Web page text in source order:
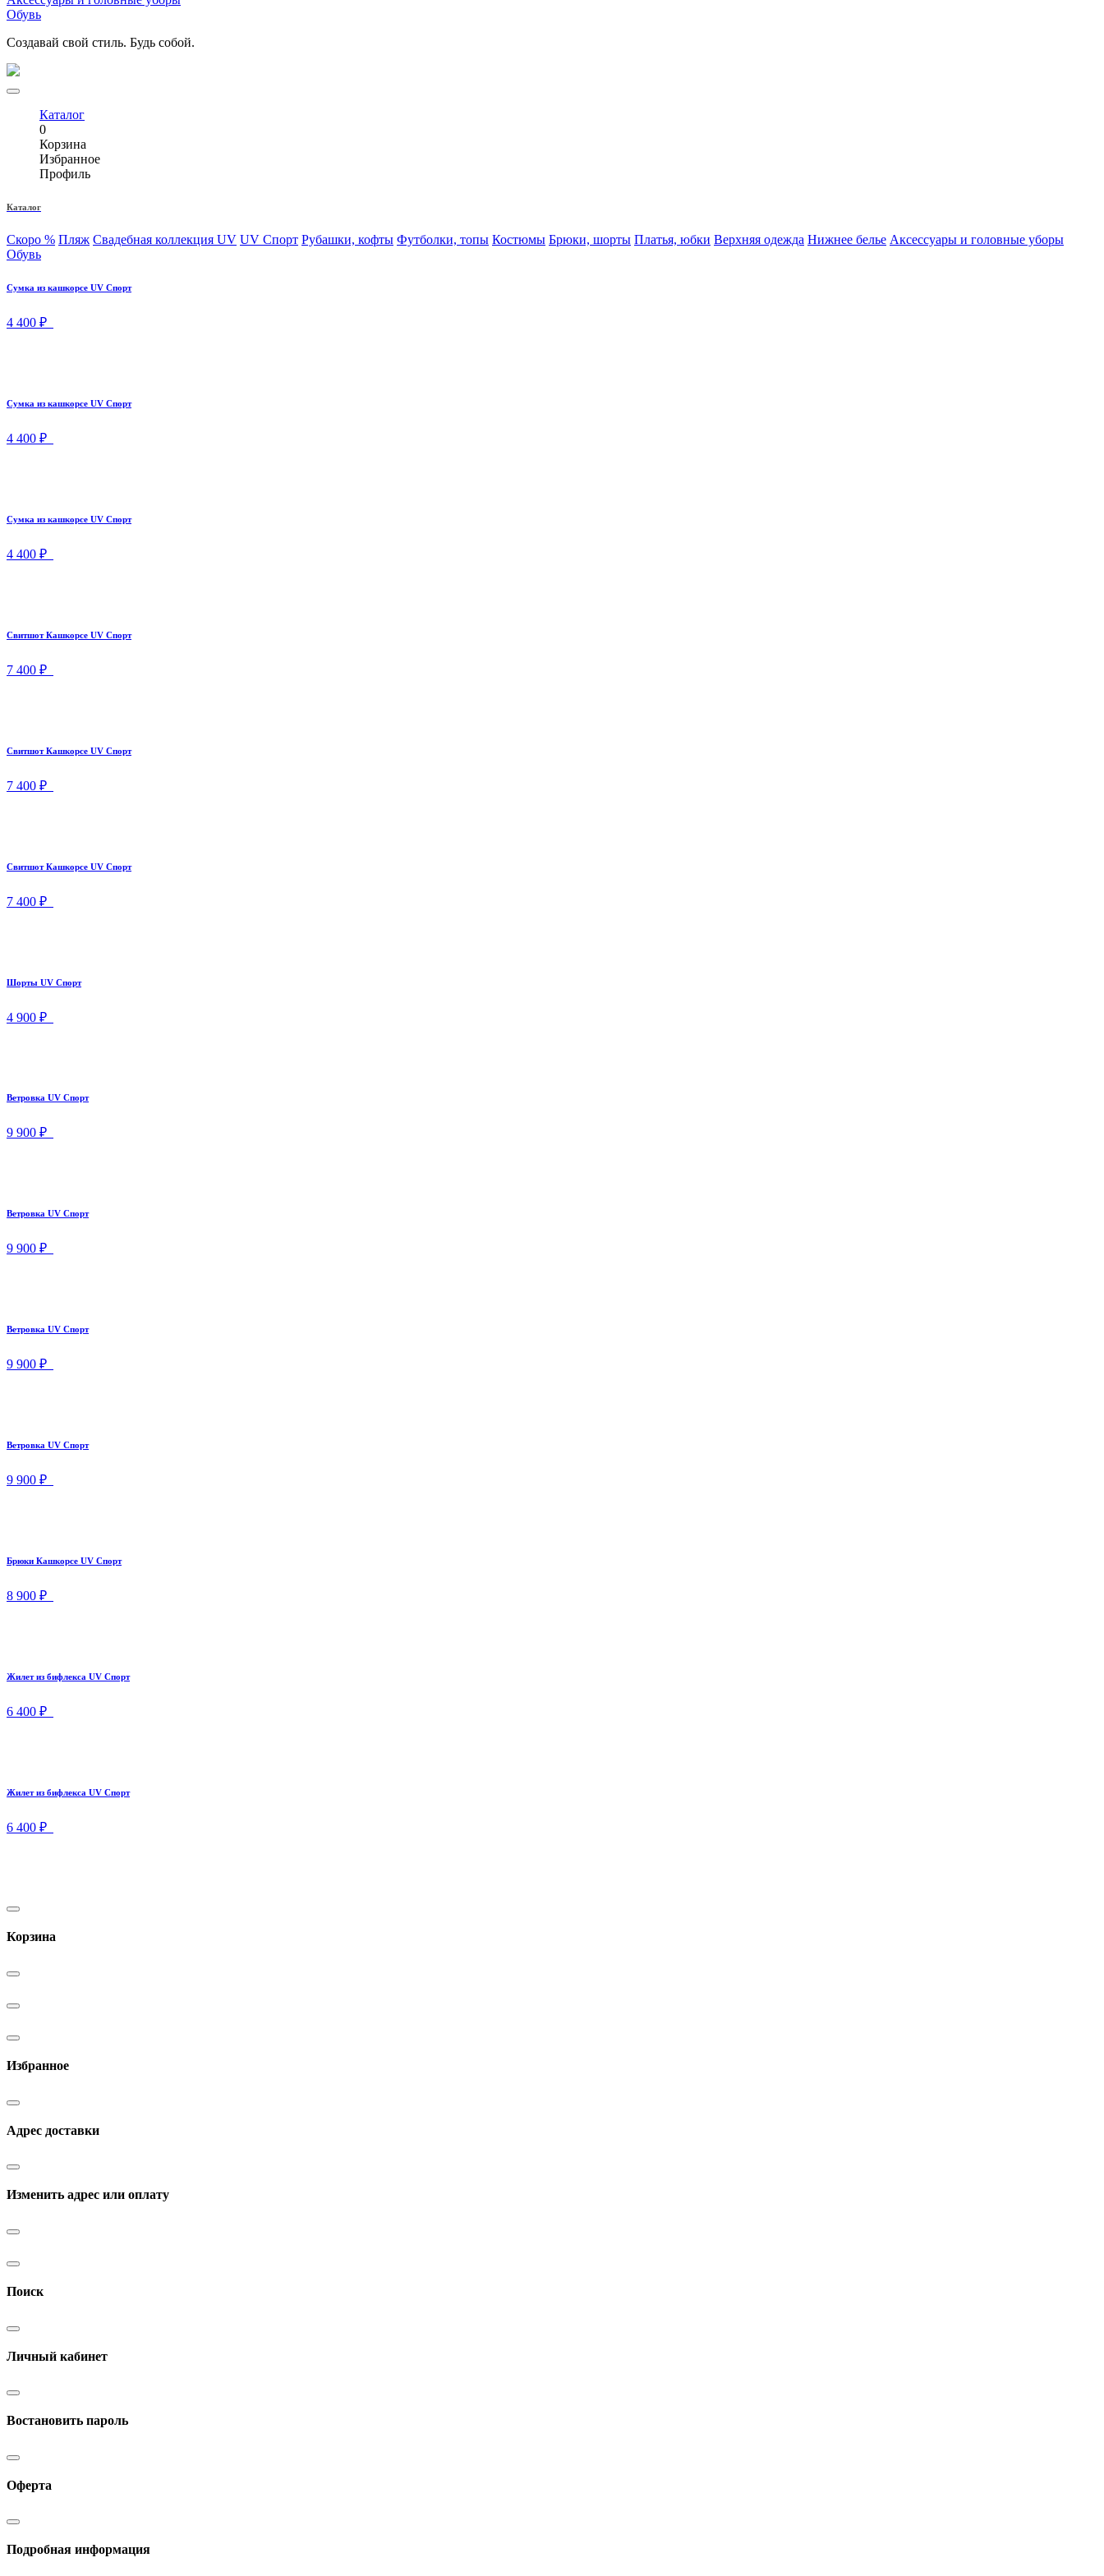
Обувь
Создавай свой стиль. Будь собой.
Каталог
0
Корзина
Избранное
Профиль
Каталог
Скоро % Пляж Свадебная коллекция UV UV Спорт Рубашки, кофты Футболки, топы Костюмы Брюки, шорты Платья, юбки Верхняя одежда Нижнее белье Аксессуары и головные уборы
Обувь
Сумка из кашкорсе UV Спорт
4 400 ₽
Сумка из кашкорсе UV Спорт
4 400 ₽
Сумка из кашкорсе UV Спорт
4 400 ₽
Свитшот Кашкорсе UV Спорт
7 400 ₽
Свитшот Кашкорсе UV Спорт
7 400 ₽
Свитшот Кашкорсе UV Спорт
7 400 ₽
Шорты UV Спорт
4 900 ₽
Ветровка UV Спорт
9 900 ₽
Ветровка UV Спорт
9 900 ₽
Ветровка UV Спорт
9 900 ₽
Ветровка UV Спорт
9 900 ₽
Брюки Кашкорсе UV Спорт
8 900 ₽
Жилет из бифлекса UV Спорт
6 400 ₽
Жилет из бифлекса UV Спорт
6 400 ₽
Корзина
Избранное
Адрес доставки
Изменить адрес или оплату
Поиск
Личный кабинет
Востановить пароль
Оферта
Подробная информация